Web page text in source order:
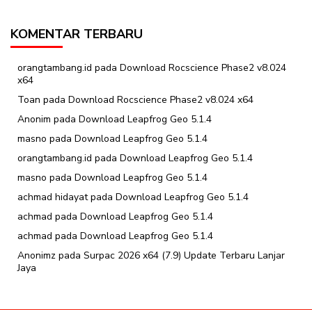
KOMENTAR TERBARU
orangtambang.id pada Download Rocscience Phase2 v8.024
x64
Toan pada Download Rocscience Phase2 v8.024 x64
Anonim pada Download Leapfrog Geo 5.1.4
masno pada Download Leapfrog Geo 5.1.4
orangtambang.id pada Download Leapfrog Geo 5.1.4
masno pada Download Leapfrog Geo 5.1.4
achmad hidayatpada Download Leapfrog Geo 5.1.4
achmad pada Download Leapfrog Geo 5.1.4
achmad pada Download Leapfrog Geo 5.1.4
Anonimz pada Surpac 2026 x64 (7.9) Update Terbaru Lanjar
Jaya